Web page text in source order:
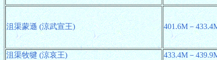
沮渠蒙遜 (涼武宣王) 401.6M－
沮渠牧犍 (涼哀王) 433.4M－